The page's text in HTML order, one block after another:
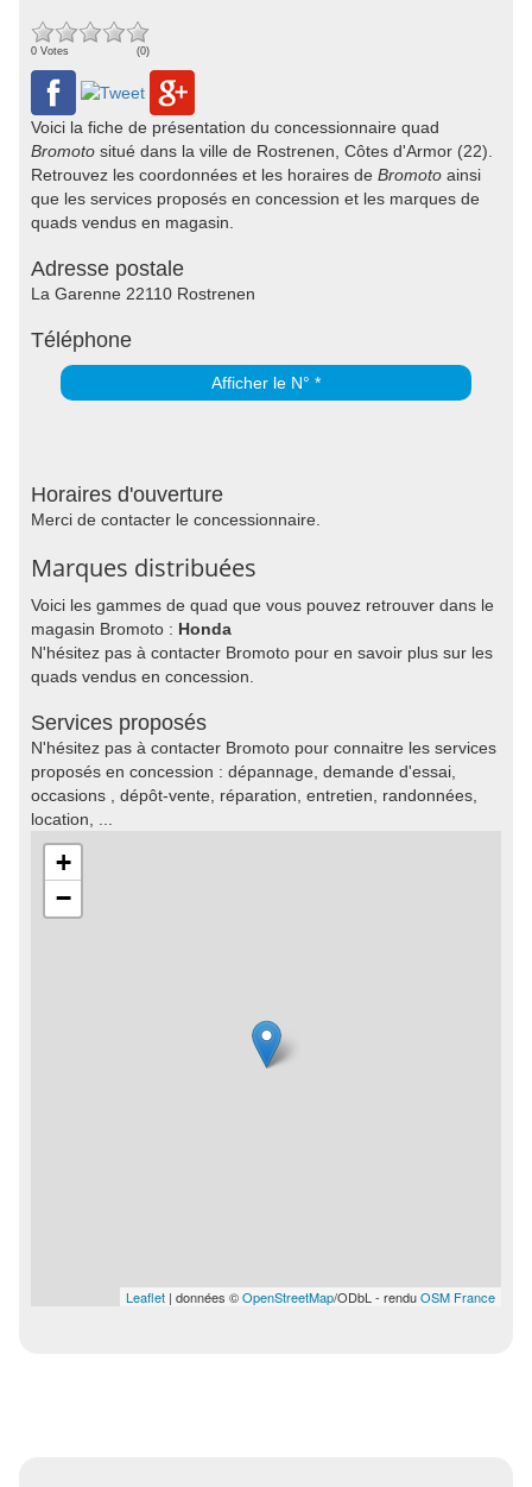
0 Votes (0)
Voici la fiche de présentation du concessionnaire quad
Bromoto situé dans la ville de Rostrenen, Côtes d'Armor (22).
Retrouvez les coordonnées et les horaires de Bromoto ainsi
que les services proposés en concession et les marques de
quads vendus en magasin.
Adresse postale
La Garenne 22110 Rostrenen
Téléphone
Afficher le N° *
Horaires d'ouverture
Merci de contacter le concessionnaire.
Marques distribuées
Voici les gammes de quad que vous pouvez retrouver dans le
magasin Bromoto : Honda
N'hésitez pas à contacter Bromoto pour en savoir plus sur les
quads vendus en concession.
Services proposés
N'hésitez pas à contacter Bromoto pour connaitre les services
proposés en concession : dépannage, demande d'essai,
occasions , dépôt-vente, réparation, entretien, randonnées,
location, ...
+
−
Leaflet | données ©OpenStreetMap/ODbL - renduOSM France